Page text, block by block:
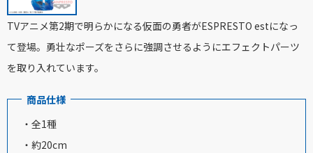
TVアニメ第2期で明らかになる仮面の勇者がESPRESTO estになっ
て登場。勇壮なポーズをさらに強調させるようにエフェクトパーツ
を取り入れています。
商品仕様
・全1種
・約20cm